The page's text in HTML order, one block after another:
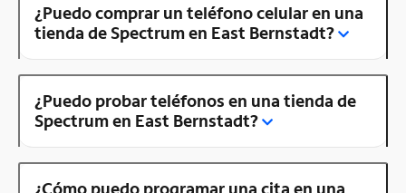
¿Puedo comprar un teléfono celular en una
tienda de Spectrum en East Bernstadt?
¿Puedo probar teléfonos en una tienda de
Spectrum en East Bernstadt?
¿Cómo puedo programar una cita en una